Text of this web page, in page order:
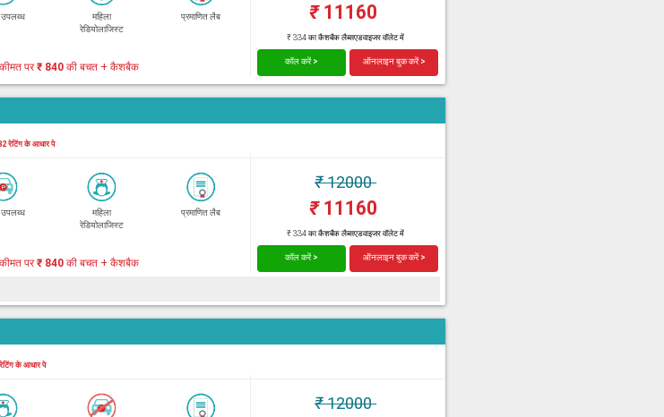
उपलब्ध
महिला
रेडियोलाजिस्ट
प्रमाणित लैब ₹11160
₹ 334 का कैशबैक लैब्सएडवाइजर वॉलेट में
कीमत पर₹ 840 की बचत + कैशबैक कॉल करें > ऑनलाइन बुक करें >
रेटिंग के आधार पे
उपलब्ध
महिला
रेडियोलाजिस्ट
प्रमाणित लैब
₹12000
₹11160
₹ 334 का कैशबैक लैब्सएडवाइजर वॉलेट में
कीमत पर₹ 840 की बचत + कैशबैक कॉल करें > ऑनलाइन बुक करें >
के आधार पे
₹12000